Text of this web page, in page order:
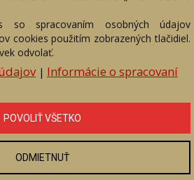
so spracovaním osobných údajov
cookies použitím zobrazených tlačidiel.
odvolať.
| Informácie o spracovaní
POVOLIŤ VŠETKO
ODMIETNUŤ